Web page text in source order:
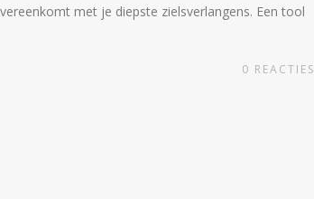
met je diepste zielsverlangens. Een tool
0 REACTIES